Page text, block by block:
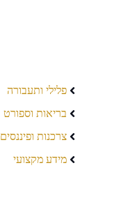
פלילי ותעבורה
בריאות וספורט
צרכנות ופיננסים
מידע מקצועי